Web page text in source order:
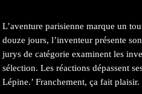
L’aventure parisienne marque un
douze jours, l’inventeur présente
jurys de catégorie examinent les
sélection. Les réactions dépassent
Lépine.’ Franchement, ça fait plaisir.